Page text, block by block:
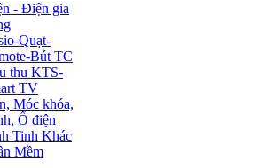
- Điện gia
Quạt-
Bút TC
thu KTS-
TV
Móc khóa,
Ổ điện
Tinh Khác
Mềm